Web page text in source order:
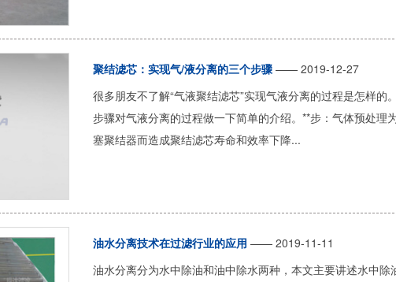
聚结滤芯：实现气/液分离的三个步骤—— 2019-12-27
很多朋友不了解“气液聚结滤芯”实现气液分离的过程是怎样的
步骤对气液分离的过程做一下简单的介绍。**步：气体预处理
塞聚结器而造成聚结滤芯寿命和效率下降...
油水分离技术在过滤行业的应用 —— 2019-11-11
油水分离分为水中除油和油中除水两种，本文主要讲述水中除